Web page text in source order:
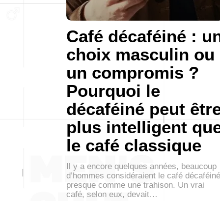
Café décaféiné :
choix masculin ou
un compromis ?
Pourquoi le
décaféiné peut
plus intelligent
le café classique
Il y a encore quelques années, beaucoup
d’hommes considéraient le café décaféiné
presque comme une trahison. Un vrai
café, selon eux, devait…